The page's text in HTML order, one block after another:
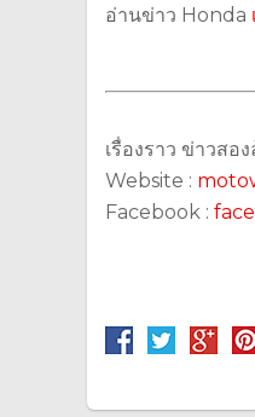
อ่านข่าว Honda
เรื่องราว ข่าวสอ
Website :
Facebook :